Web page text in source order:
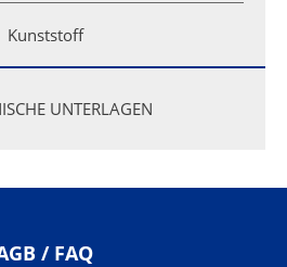
Kunststoff
UNTERLAGEN
/ FAQ